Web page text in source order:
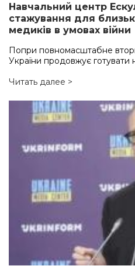
Навчальний центр
стажування для
медиків в умовах війни
Попри повномасштабне
України продовжує готувати
Читать далее >